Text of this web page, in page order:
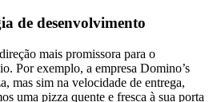
de desenvolvimento
mais promissora para o
Por exemplo, a empresa Domino’s
mas sim na velocidade de entrega,
uma pizza quente e fresca à sua porta